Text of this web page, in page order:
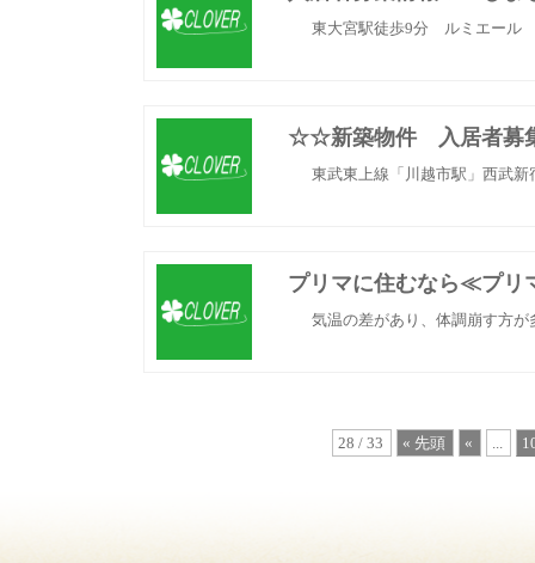
東大宮駅徒歩9分 ルミエー
☆☆新築物件 入居者募
東武東上線「川越市駅」西武
プリマに住むなら≪プリ
気温の差があり、体調崩す方
28 / 33 « 先頭 « ...